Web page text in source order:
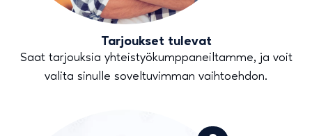
Tarjoukset tulevat
Saat tarjouksia yhteistyökumppaneiltamme, ja voit
valita sinulle soveltuvimman vaihtoehdon.